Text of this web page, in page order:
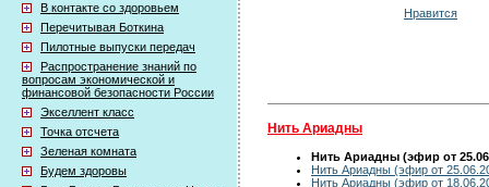
В контакте со здоровьем
Перечитывая Боткина
Пилотные выпуски передач
Распространение знаний по
вопросам экономической и
финансовой безопасности России
Экселлент класс
Точка отсчета
Зеленая комната
Будем здоровы
Нравится
Нить Ариадны
Нить Ариадны (эфир от
Нить Ариадны (эфир от
Нить Ариадны (эфир от